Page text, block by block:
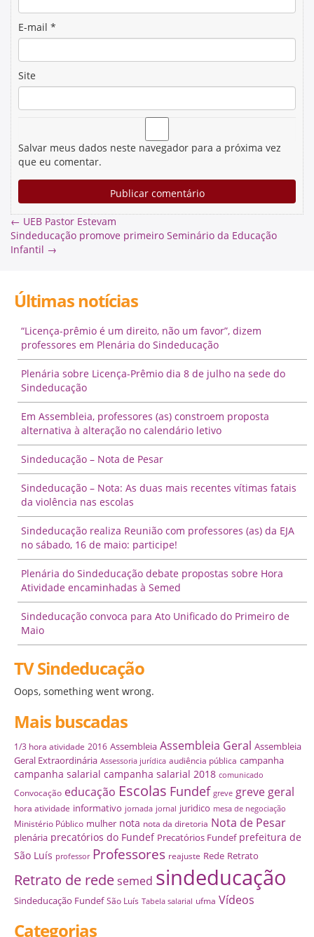
E-mail *
Site
Salvar meus dados neste navegador para a próxima vez
que eu comentar.
← UEB Pastor Estevam
Sindeducação promove primeiro Seminário da Educação
Infantil →
Últimas notícias
“Licença-prêmio é um direito, não um favor”, dizem
professores em Plenária do Sindeducação
Plenária sobre Licença-Prêmio dia 8 de julho na sede do
Sindeducação
Em Assembleia, professores (as) constroem proposta
alternativa à alteração no calendário letivo
Sindeducação – Nota de Pesar
Sindeducação – Nota: As duas mais recentes vítimas fatais
da violência nas escolas
Sindeducação realiza Reunião com professores (as) da EJA
no sábado, 16 de maio: participe!
Plenária do Sindeducação debate propostas sobre Hora
Atividade encaminhadas à Semed
Sindeducação convoca para Ato Unificado do Primeiro de
Maio
TV Sindeducação
Oops, something went wrong.
Mais buscadas
1/3 hora atividade 2016 Assembleia Assembleia Geral Assembleia
Geral Extraordinária Assessoria jurídica audiência pública campanha
campanha salarial campanha salarial 2018 comunicado
Convocação educação Escolas Fundef greve greve geral
hora atividade informativo jornada jornal juridico mesa de negociação
Ministério Público mulher nota nota da diretoria Nota de Pesar
plenária precatórios do Fundef Precatórios Fundef prefeitura de
São Luís professor Professores reajuste Rede Retrato
Retrato de redesemed sindeducação
Sindeducação Fundef São Luís Tabela salarial ufma Vídeos
Categorias